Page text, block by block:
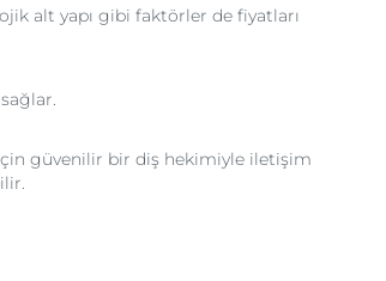
alt yapı gibi faktörler de fiyatları
güvenilir bir diş hekimiyle iletişim